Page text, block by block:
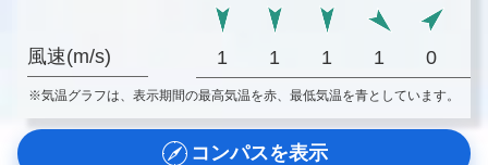
風速(m/s) 1 1 1 1 0
※気温グラフは、表示期間の最高気温を赤、最低気温を青としています。
コンパスを表示